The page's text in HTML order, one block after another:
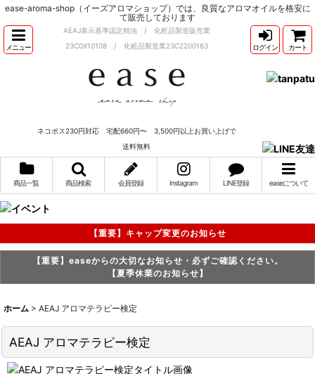
ease-aroma-shop（イーズアロマショップ）では、良質なアロマオイルを格安に
て販売しております
メニュー
AEAJ表示基準認定精油 / 化粧品製造販売業
23C0X10108 / 化粧品製造業23CZ200163
ネコポス230円対応 宅配660円〜 3,500円以上お買い上げで
送料無料
ログイン カート
商品一覧 商品検索 会員登録 Instagram LINE登録 easeについて
【重要】キャップ変更のお知らせ
【重要】easeからの大切なお知らせ・必ずご確認ください。
【夏季休業のお知らせ】
ホーム > AEAJ アロマテラピー検定
AEAJ アロマテラピー検定